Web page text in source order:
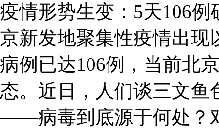
疫情形势生变：5天106
京新发地聚集性疫情出现
病例已达106例，当前北
态。近日，人们谈三文
——病毒到底源于何处？